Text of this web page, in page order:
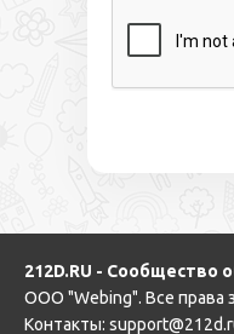
212D.RU - Сообщество
ООО "Webing". Все права
Контакты: